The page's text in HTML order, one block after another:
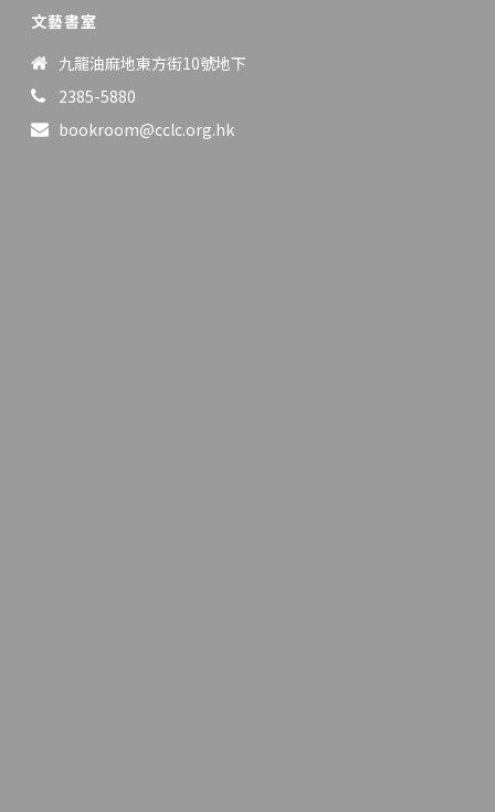
文藝書室
九龍油麻地東方街10號地下
2385-5880
bookroom@cclc.org.hk